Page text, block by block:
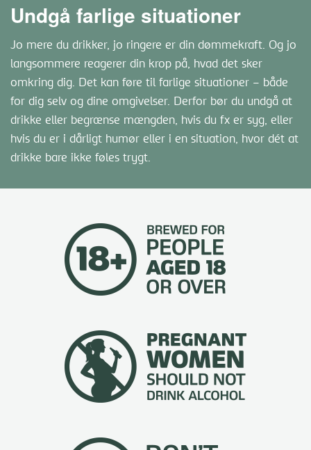
Undgå farlige situationer
Jo mere du drikker, jo ringere er din dømmekraft. Og jo
langsommere reagerer din krop på, hvad det sker
omkring dig. Det kan føre til farlige situationer – både
for dig selv og dine omgivelser. Derfor bør du undgå at
drikke eller begrænse mængden, hvis du fx er syg, eller
hvis du er i dårligt humør eller i en situation, hvor dét at
drikke bare ikke føles trygt.